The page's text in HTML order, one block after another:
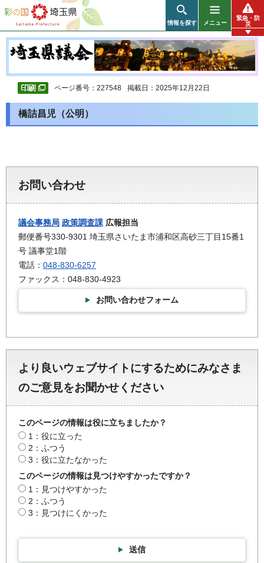
彩の国 埼玉県
情報を探す メニュー
緊急・防
災
ページ番号：227548 掲載日：2025年12月22日
橋詰昌児（公明）
お問い合わせ
議会事務局 政策調査課 広報担当
郵便番号330-9301 埼玉県さいたま市浦和区高砂三丁目15番1
号 議事堂1階
電話： 048-830-6257
ファックス：048-830-4923
お問い合わせフォーム
より良いウェブサイトにするためにみなさま
のご意見をお聞かせください
このページの情報は役に立ちましたか？
1：役に立った
2：ふつう
3：役に立たなかった
このページの情報は見つけやすかったですか？
1：見つけやすかった
2：ふつう
3：見つけにくかった
送信